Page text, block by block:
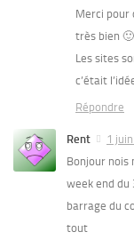
Merci pour
très bien 🙂
Les sites
c’était
Répondre
Rent
1
Bonjour nois
week end du
barrage du
tout